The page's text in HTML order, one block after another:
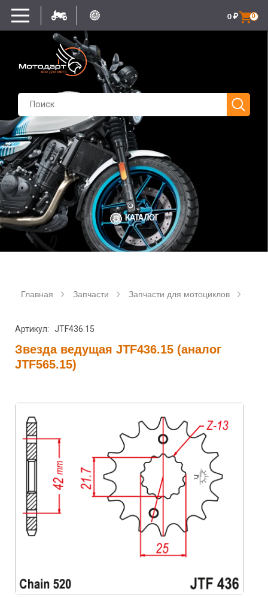
0
0 ₽
КАТАЛОГ
Главная Запчасти Запчасти для мотоциклов
Артикул: JTF436.15
Звезда ведущая JTF436.15 (аналог
JTF565.15)